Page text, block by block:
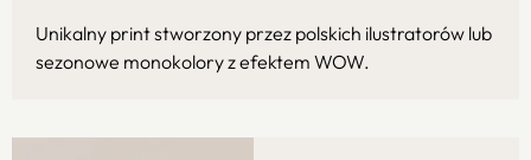
Unikalny print stworzony przez polskich ilustratorów lub
sezonowe monokolory z efektem WOW.